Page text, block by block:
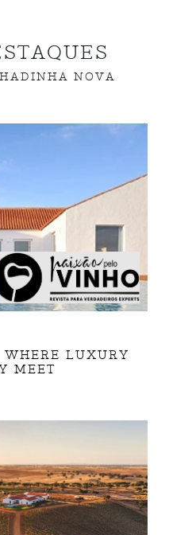
NOVA
LUXURY
MEET